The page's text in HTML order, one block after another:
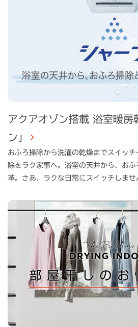
アクアオゾン搭載 浴室暖房
ン」
おふろ掃除から洗濯の乾燥までスイッ
除をラク家事へ。浴室の天井から、お
革。さあ、ラクな日常にスイッチしませ